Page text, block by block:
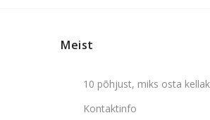
Meist
10 põhjust, miks osta
Kontaktinfo